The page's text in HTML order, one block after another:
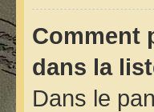
Comment
dans la
Dans le